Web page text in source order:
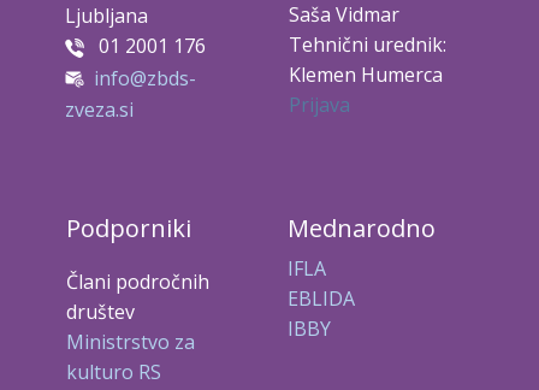
Ljubljana
01 2001 176
info@zbds-
zveza.si
Saša Vidmar
Tehnični urednik:
Klemen Humerca
Prijava
Podporniki
Člani področnih
društev
Ministrstvo za
kulturo RS
Mednarodno
IFLA
EBLIDA
IBBY